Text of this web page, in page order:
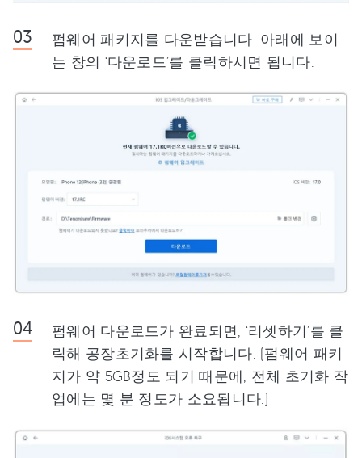
펌웨어 패키지를 다운받습니다. 아래에 보이
는 창의 ‘다운로드’를 클릭하시면 됩니다.
펌웨어 다운로드가 완료되면, ‘리셋하기’를 클
릭해 공장초기화를 시작합니다. (펌웨어 패키
지가 약 5GB정도 되기 때문에, 전체 초기화 작
업에는 몇 분 정도가 소요됩니다.)